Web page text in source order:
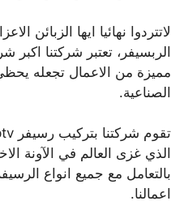
لاتتردوا نهائيا ايها
الربسيفر، تعتبر شركتنا اكبر
مميزة من الاعمال تجعله
الصناعية.
الذي غزى العالم في الآونة
بالتعامل مع جميع انواع
اعمالنا.